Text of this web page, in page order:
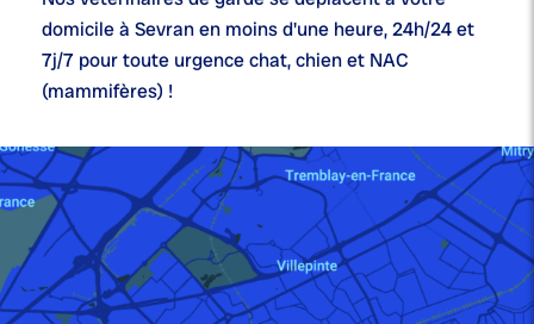
domicile à Sevran en moins d'une heure,24h/24 et
7j/7 pour toute urgence chat, chien et NAC
(mammifères) !